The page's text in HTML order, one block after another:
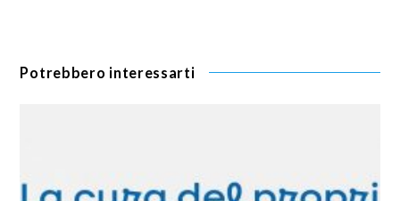
Potrebbero interessarti